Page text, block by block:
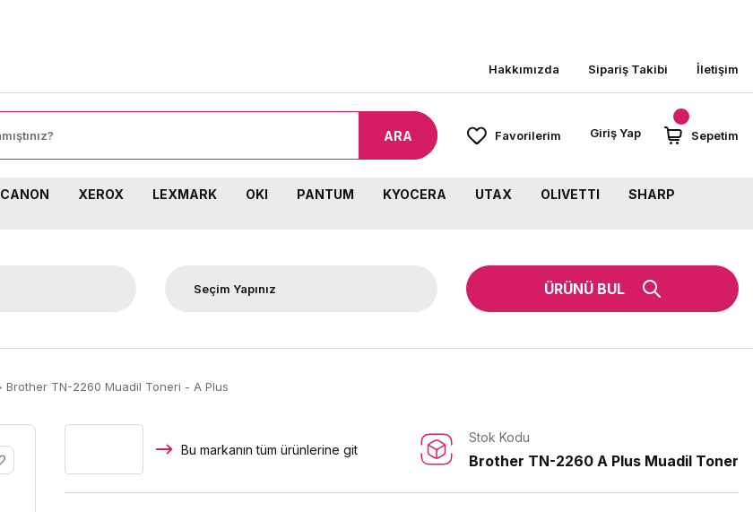
Hakkımızda Sipariş Takibi İletişim
ARA Favorilerim Giriş Yap Sepetim
CANON XEROX LEXMARK OKI PANTUM KYOCERA UTAX OLIVETTI
SHARP
ÜRÜNÜ BUL
Brother TN-2260 Muadil Toneri - A Plus
Bu markanın tüm ürünlerine git
Stok Kodu
Brother TN-2260 A Plus Muadil Toner